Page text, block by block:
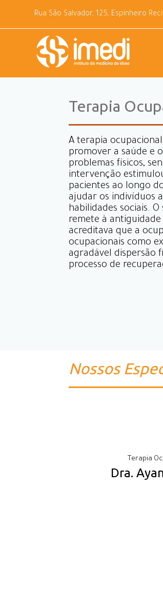
Rua São Salvador, 125, Espinheiro
Terapia
A terapia
promover a saúde e
problemas físicos,
intervenção
pacientes ao longo
ajudar os indivíduos
habilidades sociais.
remete à antiguidade
acreditava que a
ocupacionais como
agradável dispersão
processo de
Nossos
Terapia
Dra.